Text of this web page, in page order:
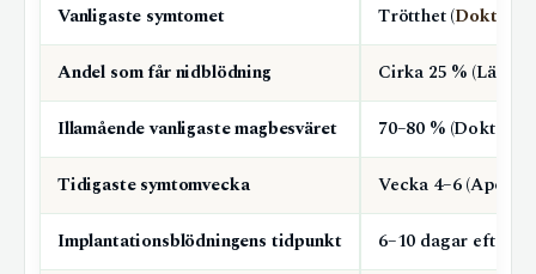
Vanligaste symtomet Trötthet (Doktor.se
Andel som får nidblödning Cirka 25 %
Illamående vanligaste magbesväret 70–80 %
Tidigaste symtomvecka Vecka 4–6
Implantationsblödningens tidpunkt 6–10 dagar efter